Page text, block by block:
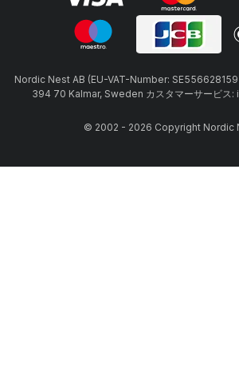
Nordic Nest AB (EU-VAT-Number:
394 70 Kalmar, Sweden カスタマーサービ
© 2002 - 2026 Copyright Nordic